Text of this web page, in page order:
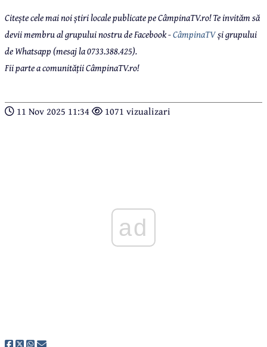
Citește cele mai noi știri locale publicate pe CâmpinaTV.ro! Te invităm să
devii membru al grupului nostru de Facebook -CâmpinaTVși grupului
de Whatsapp (mesaj la 0733.388.425).
Fii parte a comunității CâmpinaTV.ro!
11 Nov 2025 11:34 1071 vizualizari
ad